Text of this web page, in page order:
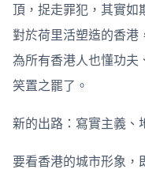
頂，捉走罪犯，其實如
對於荷里活塑造的香港
為所有香港人也懂功夫
笑置之罷了。
新的出路：寫實主義、
要看香港的城市形象，